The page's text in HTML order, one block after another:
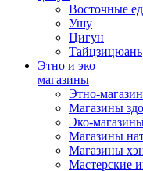
Восточные
Ушу
Цигун
Тайцзицюань
Этно и эко
магазины
Этно-
Магазины
Эко-
Магазины
Магазины
Мастерские